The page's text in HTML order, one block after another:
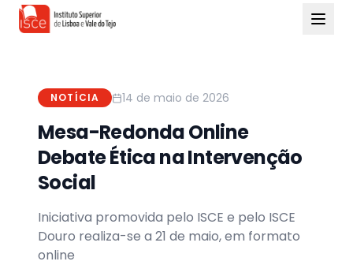
NOTÍCIA 14 de maio de 2026
Mesa-Redonda Online
Debate Ética na Intervenção
Social
Iniciativa promovida pelo ISCE e pelo ISCE
Douro realiza-se a 21 de maio, em formato
online